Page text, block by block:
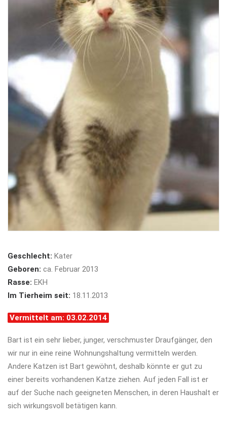
Geschlecht: Kater
Geboren: ca. Februar 2013
Rasse: EKH
Im Tierheim seit: 18.11.2013
Vermittelt am: 03.02.2014
Bart ist ein sehr lieber, junger, verschmuster Draufgänger, den
wir nur in eine reine Wohnungshaltung vermitteln werden.
Andere Katzen ist Bart gewöhnt, deshalb könnte er gut zu
einer bereits vorhandenen Katze ziehen. Auf jeden Fall ist er
auf der Suche nach geeigneten Menschen, in deren Haushalt er
sich wirkungsvoll betätigen kann.